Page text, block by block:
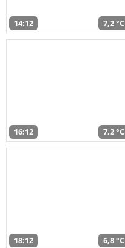
14:12 7,2 °C
16:12 7,2 °C
18:12 6,8 °C